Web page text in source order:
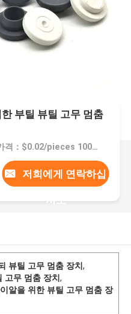
부틸 뷰틸 고무 멈춤
가격：$0.02/pieces 10000-99999 pieces
저희에게 연락하십
시오
뷰틸 고무 멈춤 장치,
고무 멈춤 장치,
알을 위한 뷰틸 고무 멈춤 장